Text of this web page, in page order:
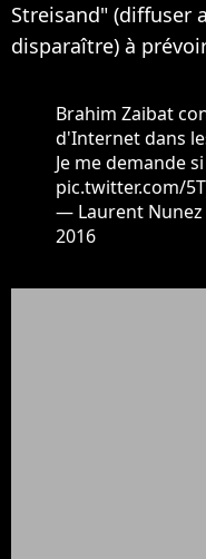
Streisand" (diffuser
disparaître) à
Brahim Zaibat
d'Internet dans
Je me demande
pic.twitter.com/
— Laurent Nunez
2016